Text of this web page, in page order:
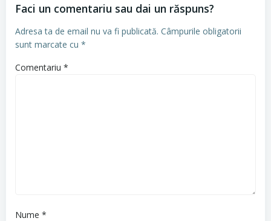
Faci un comentariu sau dai un răspuns?
Adresa ta de email nu va fi publicată. Câmpurile obligatorii
sunt marcate cu *
Comentariu *
Nume *